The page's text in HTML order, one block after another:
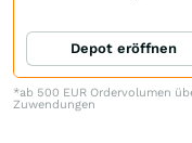
Depot eröffnen
*ab 500 EUR Ordervolumen
Zuwendungen